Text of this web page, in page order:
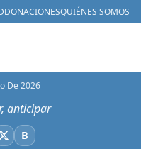
DONACIONESQUIÉNES SOMOS
De 2026
anticipar
X BBluesky